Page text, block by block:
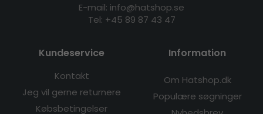
E-mail: info@hatshop.se
Tel: +45 89 87 43 47
Kundeservice
Kontakt
Jeg vil gerne returnere
Købsbetingelser
Information
Om Hatshop.dk
Populære søgninger